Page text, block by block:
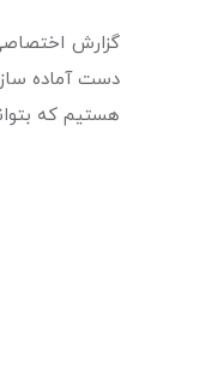
گزارش
دست آماده
هستیم که